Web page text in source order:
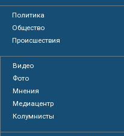
Политика
Общество
Происшествия
Видео
Фото
Мнения
Медиацентр
Колумнисты